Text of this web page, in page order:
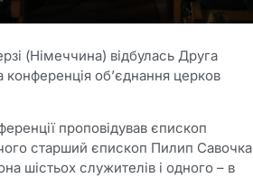
(Німеччина) відбулась Друга
конференція об’єднання церков
проповідував єпископ
старший єпископ Пилип Савочка
шістьох служителів і одного – в